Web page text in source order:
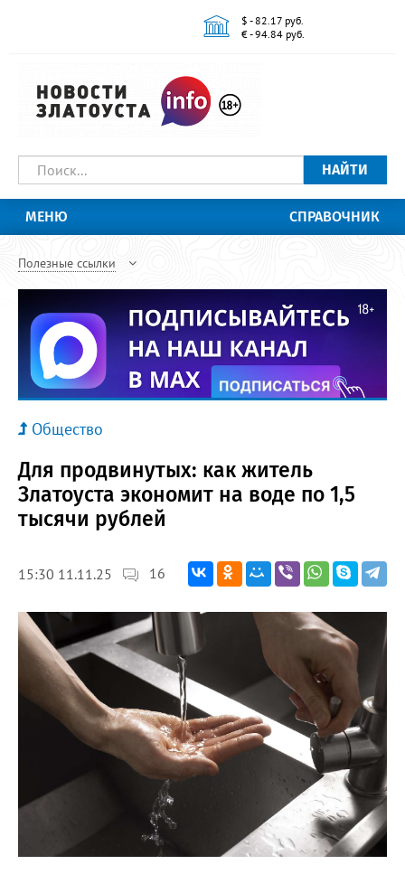
$ - 82.17 руб.
€ - 94.84 руб.
НАЙТИ
МЕНЮ СПРАВОЧНИК
Полезные ссылки
Общество
Для продвинутых: как житель
Златоуста экономит на воде по 1,5
тысячи рублей
15:30 11.11.25 16